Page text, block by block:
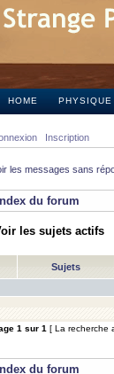
HOME PHYSIQUE
Inscription
les messages sans
Index du forum
les sujets actifs
Sujets
1 sur 1 [ La recherche
Index du forum